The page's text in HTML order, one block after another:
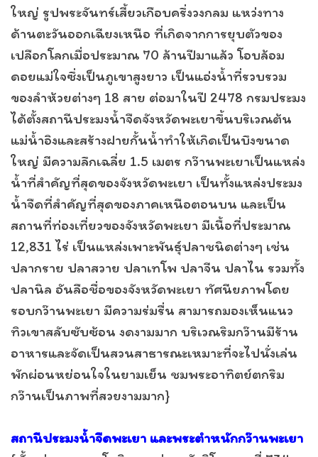
ใหญ่ รูปพระจันทร์เสี้ยวเกือบครึ่งวงกลม แหว่งทาง
ด้านตะวันออกเฉียงเหนือ ที่เกิดจากการยุบตัวของ
เปลือกโลกเมื่อประมาณ 70 ล้านปีมาแล้ว โอบล้อม
ดอยแม่ใจซึ่งเป็นภูเขาสูงยาว เป็นแอ่งน้ำที่รวบรวม
ของลำห้วยต่างๆ 18 สาย ต่อมาในปี 2478 กรมประมง
ได้ตั้งสถานีประมงน้ำจืดจังหวัดพะเยาขึ้นบริเวณต้น
แม่น้ำอิงและสร้างฝายกั้นน้ำทำให้เกิดเป็นบึงขนาด
ใหญ่ มีความลึกเฉลี่ย 1.5 เมตร กว๊านพะเยาเป็นแหล่ง
น้ำที่สำคัญที่สุดของจังหวัดพะเยา เป็นทั้งแหล่งประมง
น้ำจืดที่สำคัญที่สุดของภาคเหนือตอนบน และเป็น
สถานที่ท่องเที่ยวของจังหวัดพะเยา มีเนื้อที่ประมาณ
12,831 ไร่ เป็นแหล่งเพาะพันธุ์ปลาชนิดต่างๆ เช่น
ปลากราย ปลาสวาย ปลาเทโพ ปลาจีน ปลาไน รวมทั้ง
ปลานิล อันลือชื่อของจังหวัดพะเยา ทัศนียภาพโดย
รอบกว๊านพะเยา มีความร่มรื่น สามารถมองเห็นแนว
ทิวเขาสลับซับซ้อน งดงามมาก บริเวณริมกว๊านมีร้าน
อาหารและจัดเป็นสวนสาธารณะเหมาะที่จะไปนั่งเล่น
พักผ่อนหย่อนใจในยามเย็น ชมพระอาทิตย์ตกริม
กว๊านเป็นภาพที่สวยงามมาก}
สถานีประมงน้ำจืดพะเยา และพระตำหนักกว๊านพะเยา